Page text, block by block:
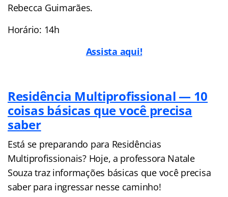
Rebecca Guimarães.
Horário: 14h
Assista aqui!
Residência Multiprofissional — 10
coisas básicas que você precisa
saber
Está se preparando para Residências
Multiprofissionais? Hoje, a professora Natale
Souza traz informações básicas que você precisa
saber para ingressar nesse caminho!